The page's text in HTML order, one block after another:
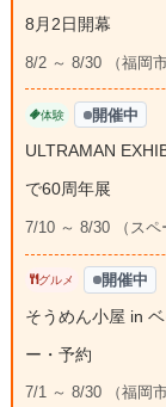
8月2日開幕
8/2 ～ 8/30 （福岡
体験 開催中
ULTRAMAN
で60周年展
7/10 ～ 8/30 （スペ
グルメ 開催中
そうめん小屋 in
ー・予約
7/1 ～ 8/30 （福岡